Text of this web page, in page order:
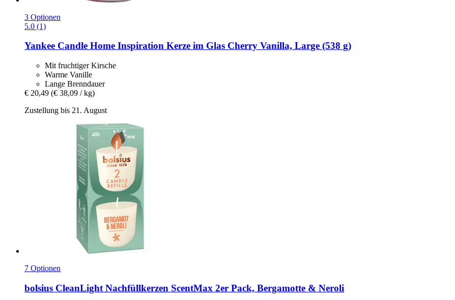
3 Optionen
5.0 (1)
Yankee Candle Home Inspiration Kerze im Glas Cherry Vanilla, Large (538 g)
Mit fruchtiger Kirsche
Warme Vanille
Lange Brenndauer
€ 20,49 (€ 38,09 / kg)
Zustellung bis 21. August
7 Optionen
bolsius CleanLight Nachfüllkerzen ScentMax 2er Pack, Bergamotte & Neroli